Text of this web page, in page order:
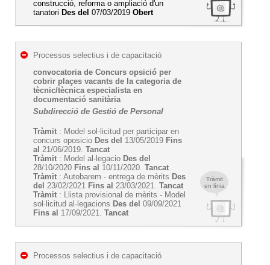
construcció, reforma o ampliació d'un
tanatori Des del 07/03/2019 Obert
Tràmit
en línia
Processos selectius i de capacitació
convocatoria de Concurs opsició per
cobrir plaçes vacants de la categoria de
tècnic/tècnica especialista en
documentació sanitària
Subdirecció de Gestió de Personal
Tràmit : Model sol-licitud per participar en
concurs oposicio Des del 13/05/2019 Fins
al 21/06/2019. Tancat
Tràmit : Model al-legacio Des del
28/10/2020 Fins al 10/11/2020. Tancat
Tràmit : Autobarem - entrega de mèrits Des
del 23/02/2021 Fins al 23/03/2021. Tancat
Tràmit : Llista provisional de mèrits - Model
sol·licitud al·legacions Des del 09/09/2021
Fins al 17/09/2021. Tancat
Processos selectius i de capacitació